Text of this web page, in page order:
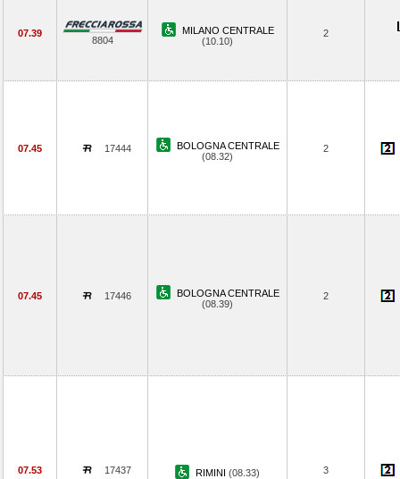
07.39
8804
MILANO CENTRALE
(10.10)
2
07.45 17444
BOLOGNA CENTRALE
(08.32)
2
07.45 17446
BOLOGNA CENTRALE
(08.39)
2
07.53 17437 RIMINI (08.33) 3